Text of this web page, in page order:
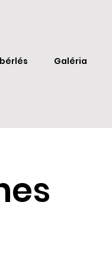
Galéria